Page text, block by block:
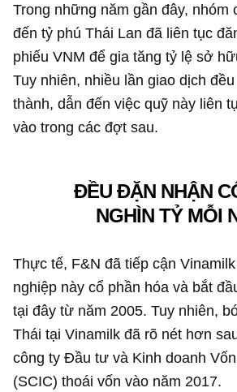
Trong những năm gần đây, nhóm
đến tỷ phú Thái Lan đã liên tục
phiếu VNM để gia tăng tỷ lệ sở
Tuy nhiên, nhiều lần giao dịch
thành, dẫn đến việc quỹ này liên
vào trong các đợt sau.
ĐỀU ĐẶN NHẬN
NGHÌN TỶ MỖI
Thực tế, F&N đã tiếp cận
nghiệp này cổ phần hóa và bắt
tại đây từ năm 2005. Tuy nhiên,
Thái tại Vinamilk đã rõ nét hơn
công ty Đầu tư và Kinh doanh
(SCIC) thoái vốn vào năm 2017.